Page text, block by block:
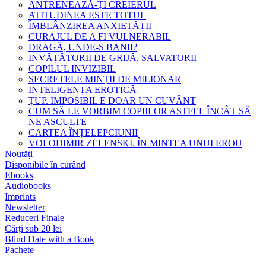
ANTRENEAZĂ-ȚI CREIERUL
ATITUDINEA ESTE TOTUL
ÎMBLÂNZIREA ANXIETĂȚII
CURAJUL DE A FI VULNERABIL
DRAGĂ, UNDE-S BANII?
INVĂȚĂTORII DE GRIJĂ. SALVATORII
COPILUL INVIZIBIL
SECRETELE MINȚII DE MILIONAR
INTELIGENȚA EROTICĂ
ȚUP. IMPOSIBIL E DOAR UN CUVÂNT
CUM SĂ LE VORBIM COPIILOR ASTFEL ÎNCÂT SĂ
NE ASCULTE
CARTEA ÎNȚELEPCIUNII
VOLODIMIR ZELENSKI. ÎN MINTEA UNUI EROU
Noutăți
Disponibile în curând
Ebooks
Audiobooks
Imprints
Newsletter
Reduceri Finale
Cărți sub 20 lei
Blind Date with a Book
Pachete